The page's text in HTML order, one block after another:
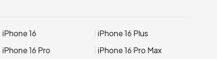
iPhone 16
iPhone 16 Plus
iPhone 16 Pro
iPhone 16 Pro Max